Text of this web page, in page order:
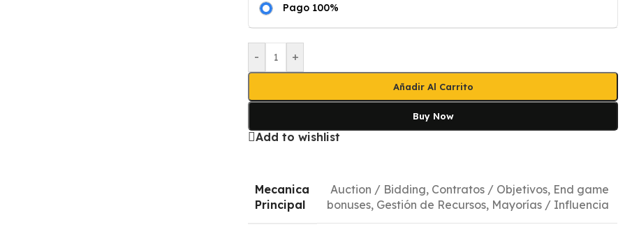
Pago 100%
- +
Añadir Al Carrito
Buy Now
Add to wishlist
Mecanica
Principal
Auction / Bidding, Contratos / Objetivos, End game
bonuses, Gestión de Recursos, Mayorías / Influencia